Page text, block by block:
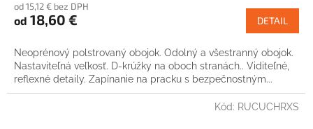
od 15,12 € bez DPH
od 18,60 € DETAIL
Neoprénový polstrovaný obojok. Odolný a všestranný obojok.
Nastaviteľná veľkosť. D-krúžky na oboch stranách.. Viditeľné,
reflexné detaily. Zapínanie na pracku s bezpečnostným...
Kód: RUCUCHRXS